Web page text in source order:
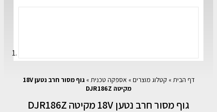
דף הבית» קטלוג מוצרים» אספקה טכנית»
גוף מסור חרב נטען 18V
מקיטה DJR186Z
גוף מסור חרב נטען 18V מקיטה DJR186Z